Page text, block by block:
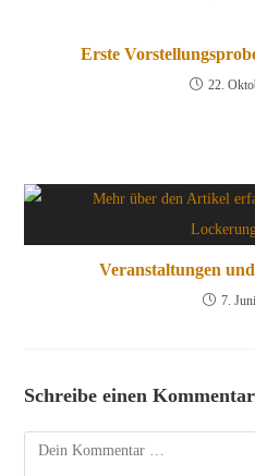
Erste
22.
Veranstaltungen
7.
Schreibe einen Kommentar
Kommentar